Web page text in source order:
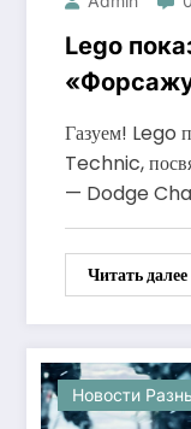
Lego
Торетто
Газуем! Lego
Technic,
— Dodge
Читать далее
Новости